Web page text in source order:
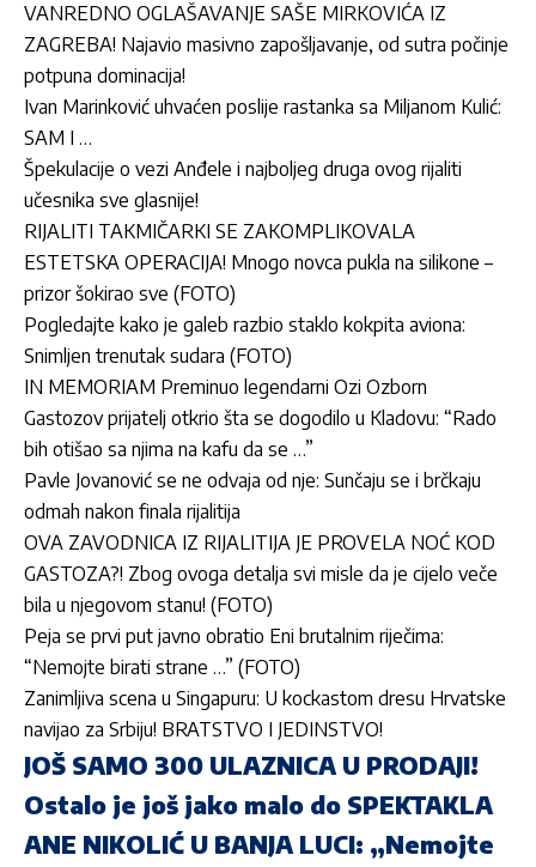
VANREDNO OGLAŠAVANJE SAŠE MIRKOVIĆA IZ
ZAGREBA! Najavio masivno zapošljavanje, od sutra počinje
potpuna dominacija!
Ivan Marinković uhvaćen poslije rastanka sa Miljanom Kulić:
SAM I …
Špekulacije o vezi Anđele i najboljeg druga ovog rijaliti
učesnika sve glasnije!
RIJALITI TAKMIČARKI SE ZAKOMPLIKOVALA
ESTETSKA OPERACIJA! Mnogo novca pukla na silikone –
prizor šokirao sve (FOTO)
Pogledajte kako je galeb razbio staklo kokpita aviona:
Snimljen trenutak sudara (FOTO)
IN MEMORIAM Preminuo legendarni Ozi Ozborn
Gastozov prijatelj otkrio šta se dogodilo u Kladovu: “Rado
bih otišao sa njima na kafu da se …”
Pavle Jovanović se ne odvaja od nje: Sunčaju se i brčkaju
odmah nakon finala rijalitija
OVA ZAVODNICA IZ RIJALITIJA JE PROVELA NOĆ KOD
GASTOZA?! Zbog ovoga detalja svi misle da je cijelo veče
bila u njegovom stanu! (FOTO)
Peja se prvi put javno obratio Eni brutalnim riječima:
“Nemojte birati strane …” (FOTO)
Zanimljiva scena u Singapuru: U kockastom dresu Hrvatske
navijao za Srbiju! BRATSTVO I JEDINSTVO!
JOŠ SAMO 300 ULAZNICA U PRODAJI!
Ostalo je još jako malo do SPEKTAKLA
ANE NIKOLIĆ U BANJA LUCI: „Nemojte